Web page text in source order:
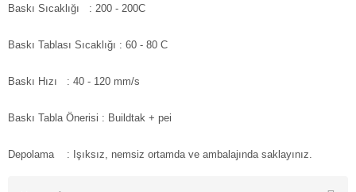
Baskı Sıcaklığı : 200 - 200C
Baskı Tablası Sıcaklığı : 60 - 80 C
Baskı Hızı : 40 - 120 mm/s
Baskı Tabla Önerisi : Buildtak + pei
Depolama : Işıksız, nemsiz ortamda ve ambalajında saklayınız.